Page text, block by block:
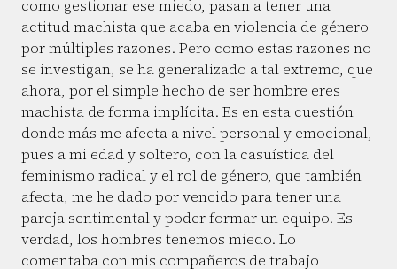
como gestionar ese miedo, pasan a tener una
actitud machista que acaba en violencia de género
por múltiples razones. Pero como estas razones no
se investigan, se ha generalizado a tal extremo, que
ahora, por el simple hecho de ser hombre eres
machista de forma implícita. Es en esta cuestión
donde más me afecta a nivel personal y emocional,
pues a mi edad y soltero, con la casuística del
feminismo radical y el rol de género, que también
afecta, me he dado por vencido para tener una
pareja sentimental y poder formar un equipo. Es
verdad, los hombres tenemos miedo. Lo
comentaba con mis compañeros de trabajo